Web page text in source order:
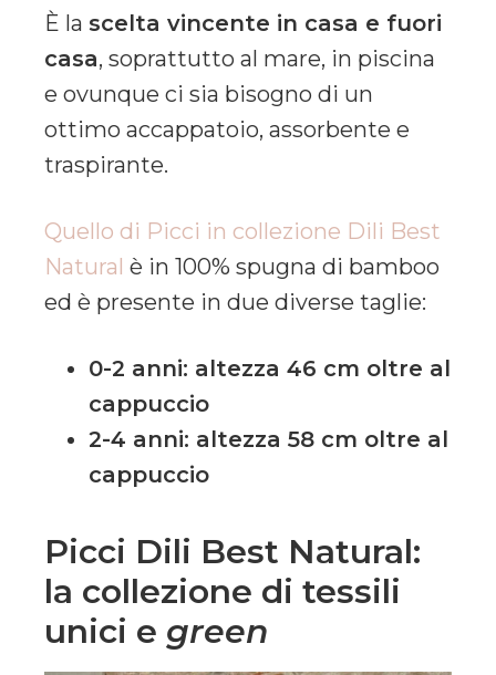
È la scelta vincente in casa e fuori
casa, soprattutto al mare, in piscina
e ovunque ci sia bisogno di un
ottimo accappatoio, assorbente e
traspirante.
Quello di Picci in collezione Dili Best
Natural è in 100% spugna di bamboo
ed è presente in due diverse taglie:
0-2 anni: altezza 46 cm oltre al
cappuccio
2-4 anni: altezza 58 cm oltre al
cappuccio
Picci Dili Best Natural:
la collezione di tessili
unici e green